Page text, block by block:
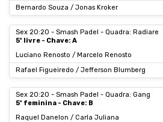
Bernardo Souza / Jonas Kroker
Sex 20:20 - Smash Padel - Quadra: Radiare
5ª livre - Chave: A
Luciano Renosto / Marcelo Renosto
Rafael Figueiredo / Jefferson Blumberg
Sex 20:20 - Smash Padel - Quadra: Gang
5ª feminina - Chave: B
Raquel Danelon / Carla Juliana